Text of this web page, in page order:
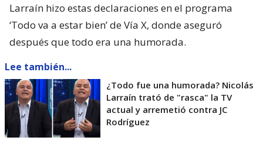
Larraín hizo estas declaraciones en el programa
‘Todo va a estar bien’ de Vía X, donde aseguró
después que todo era una humorada.
Lee también...
¿Todo fue una humorada? Nicolás
Larraín trató de "rasca" la TV
actual y arremetió contra JC
Rodríguez